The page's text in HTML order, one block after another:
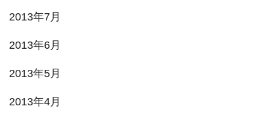
2013年7月
2013年6月
2013年5月
2013年4月